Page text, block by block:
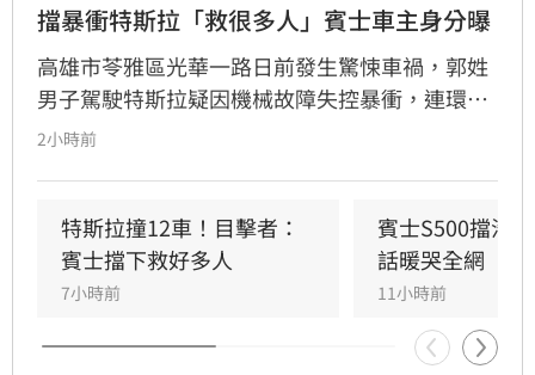
擋暴衝特斯拉「救很多人」賓士車主身分曝
高雄市苓雅區光華一路日前發生驚悚車禍，郭姓
男子駕駛特斯拉疑因機械故障失控暴衝，連環撞
擊12輛汽機車及單車，所幸僅造成3人輕傷。肇
光，竟是擁有1.4萬粉絲的網紅「超級土豆粉」，
同時也是嘉義知名甜甜圈店老闆。
2小時前
特斯拉撞12車！目擊者：
賓士擋下救好多人
7小時前
賓士S500擋浩
話暖哭全網
11小時前